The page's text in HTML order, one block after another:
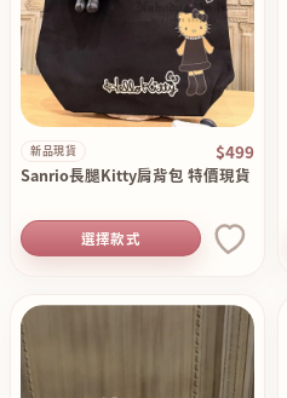
新品現貨 $499
Sanrio長腿Kitty肩背包 特價現貨
選擇款式